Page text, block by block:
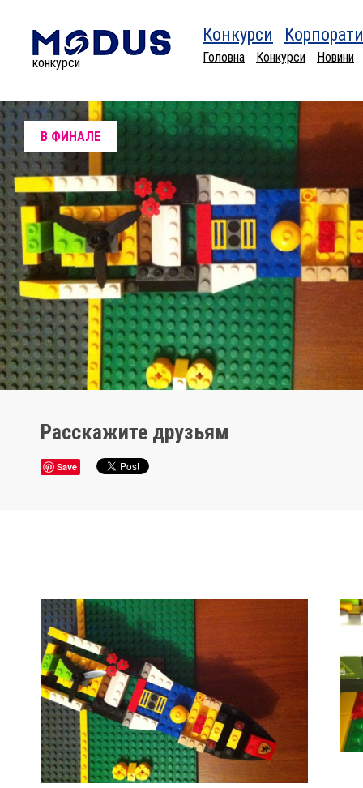
конкурси
Конкурси
Головна Конкурси Новини
В ФИНАЛЕ
Расскажите друзьям
Save